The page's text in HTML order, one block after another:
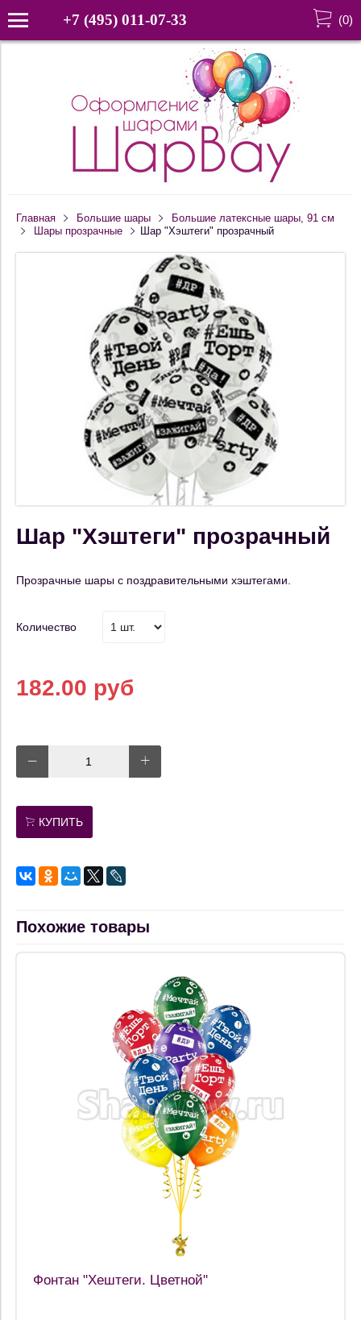
+7 (495) 011-07-33 (0)
Главная Большие шары
Большие латексные шары, 91 см
Шары прозрачные
Шар "Хэштеги" прозрачный
Шар "Хэштеги" прозрачный
Прозрачные шары с поздравительными хэштегами.
Количество
182.00 руб
КУПИТЬ
Похожие товары
Фонтан "Хештеги. Цветной"